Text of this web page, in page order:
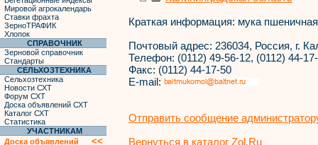
Мировой агрокалендарь
Ставки фрахта
ЗерноТРАФИК
Хлопок
СПРАВОЧНИК
Зерновой справочник
Стандарты
СЕЛЬХОЗТЕХНИКА
Сельхозтехника
Новости СХТ
Форум СХТ
Доска объявлений СХТ
Каталог СХТ
Статистика
УЧАСТНИКАМ
Доска объявлений
<<
Краткая информация: мука
Почтовый адрес: 236034, Россия, г.
Телефон: (0112) 49-56-12, (0112) 44-
Факс: (0112) 44-17-50
E-mail:
Отправить сообщение
Вернуться в каталог Zol.Ru